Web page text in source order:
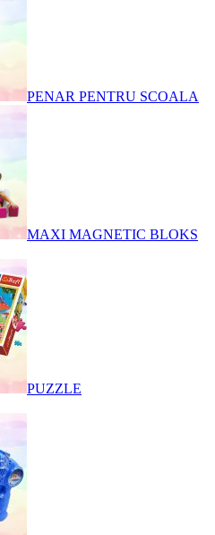
PENAR PENTRU SCOALA
MAXI MAGNETIC BLOKS
PUZZLE